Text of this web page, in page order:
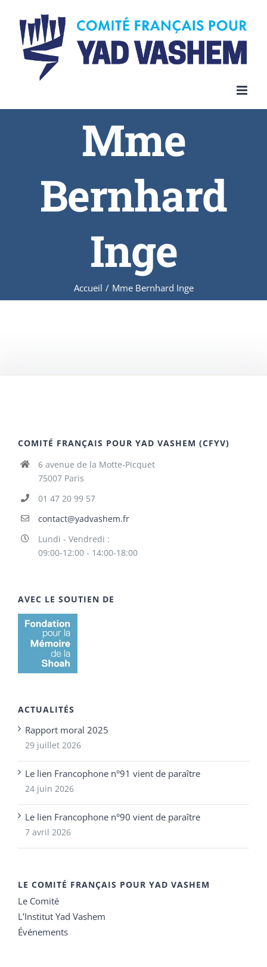
content
Mme
Bernhard
Inge
Accueil / Mme Bernhard Inge
COMITÉ FRANÇAIS POUR YAD VASHEM (CFYV)
6 avenue de la Motte-Picquet
75007 Paris
01 47 20 99 57
contact@yadvashem.fr
Lundi - Vendredi :
09:00-12:00 - 14:00-18:00
AVEC LE SOUTIEN DE
ACTUALITÉS
Rapport moral 2025
29 juillet 2026
Le lien Francophone n°91 vient de paraître
24 juin 2026
Le lien Francophone n°90 vient de paraître
7 avril 2026
LE COMITÉ FRANÇAIS POUR YAD VASHEM
Le Comité
L’Institut Yad Vashem
Événements